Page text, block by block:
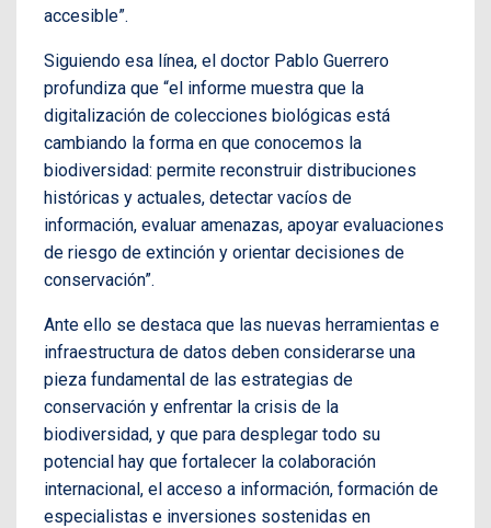
accesible”.
Siguiendo esa línea, el doctor Pablo Guerrero
profundiza que “el informe muestra que la
digitalización de colecciones biológicas está
cambiando la forma en que conocemos la
biodiversidad: permite reconstruir distribuciones
históricas y actuales, detectar vacíos de
información, evaluar amenazas, apoyar evaluaciones
de riesgo de extinción y orientar decisiones de
conservación”.
Ante ello se destaca que las nuevas herramientas e
infraestructura de datos deben considerarse una
pieza fundamental de las estrategias de
conservación y enfrentar la crisis de la
biodiversidad, y que para desplegar todo su
potencial hay que fortalecer la colaboración
internacional, el acceso a información, formación de
especialistas e inversiones sostenidas en